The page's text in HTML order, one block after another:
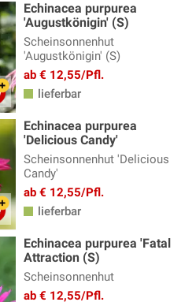
(14)
(2)
(8)
(15)
- Gaillardia(4)
Echinops(4)
(3)
Pflanzen
(18)
- Lychnis(5)
Echinacea purpurea
'Augustkönigin' (S)
Scheinsonnenhut
'Augustkönigin' (S)
ab € 12,55/Pfl.
lieferbar
Echinacea purpurea
'Delicious Candy'
Scheinsonnenhut 'Delicious
Candy'
ab € 12,55/Pfl.
lieferbar
Echinacea purpurea 'Fatal
Attraction (S)
Scheinsonnenhut
ab € 12,55/Pfl.